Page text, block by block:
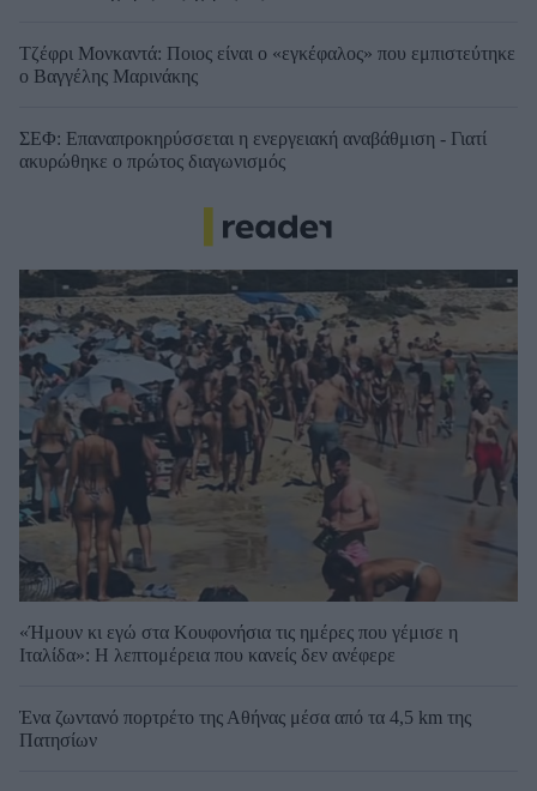
Τζέφρι Μονκαντά: Ποιος είναι ο «εγκέφαλος» που εμπιστεύτηκε
ο Βαγγέλης Μαρινάκης
ΣΕΦ: Επαναπροκηρύσσεται η ενεργειακή αναβάθμιση - Γιατί
ακυρώθηκε ο πρώτος διαγωνισμός
«Ήμουν κι εγώ στα Κουφονήσια τις ημέρες που γέμισε η
Ιταλίδα»: Η λεπτομέρεια που κανείς δεν ανέφερε
Ένα ζωντανό πορτρέτο της Αθήνας μέσα από τα 4,5 km της
Πατησίων